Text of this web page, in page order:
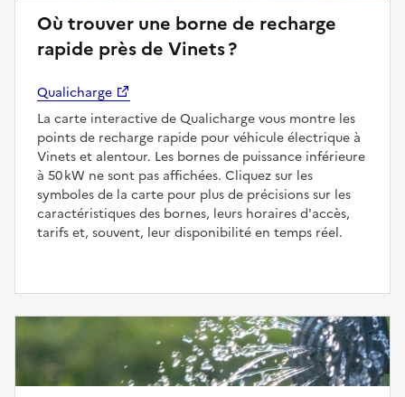
Où trouver une borne de recharge
rapide près de Vinets ?
Qualicharge
La carte interactive de Qualicharge vous montre les
points de recharge rapide pour véhicule électrique à
Vinets et alentour. Les bornes de puissance inférieure
à 50 kW ne sont pas affichées. Cliquez sur les
symboles de la carte pour plus de précisions sur les
caractéristiques des bornes, leurs horaires d'accès,
tarifs et, souvent, leur disponibilité en temps réel.